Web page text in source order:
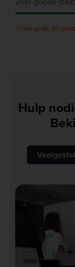
Vergelijk dit
Hulp